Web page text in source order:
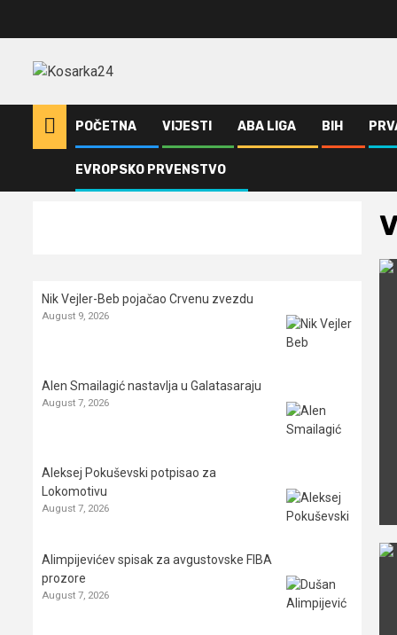
POČETNA VIJESTI ABA LIGA BIH
EVROPSKO PRVENSTVO
Vijesti Vlade Divac
Nik Vejler-Beb pojačao Crvenu zvezdu
August 9, 2026
Alen Smailagić nastavlja u Galatasaraju
August 7, 2026
Aleksej Pokuševski potpisao za
Lokomotivu
August 7, 2026
Alimpijevićev spisak za avgustovske FIBA
prozore
August 7, 2026